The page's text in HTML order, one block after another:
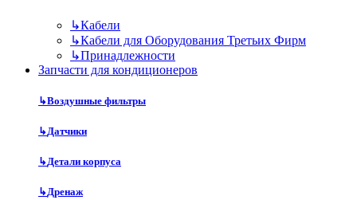
↳Кабели
↳Кабели для Оборудования Третьих Фирм
↳Принадлежности
Запчасти для кондиционеров
↳Воздушные фильтры
↳Датчики
↳Детали корпуса
↳Дренаж